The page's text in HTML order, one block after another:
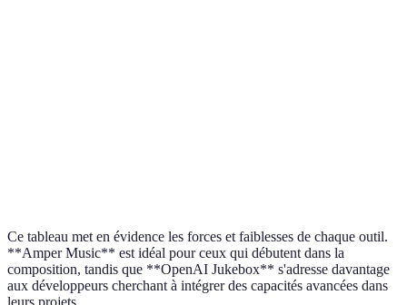
Ce tableau met en évidence les forces et faiblesses de chaque outil.
**Amper Music** est idéal pour ceux qui débutent dans la
composition, tandis que **OpenAI Jukebox** s'adresse davantage
aux développeurs cherchant à intégrer des capacités avancées dans
leurs projets.